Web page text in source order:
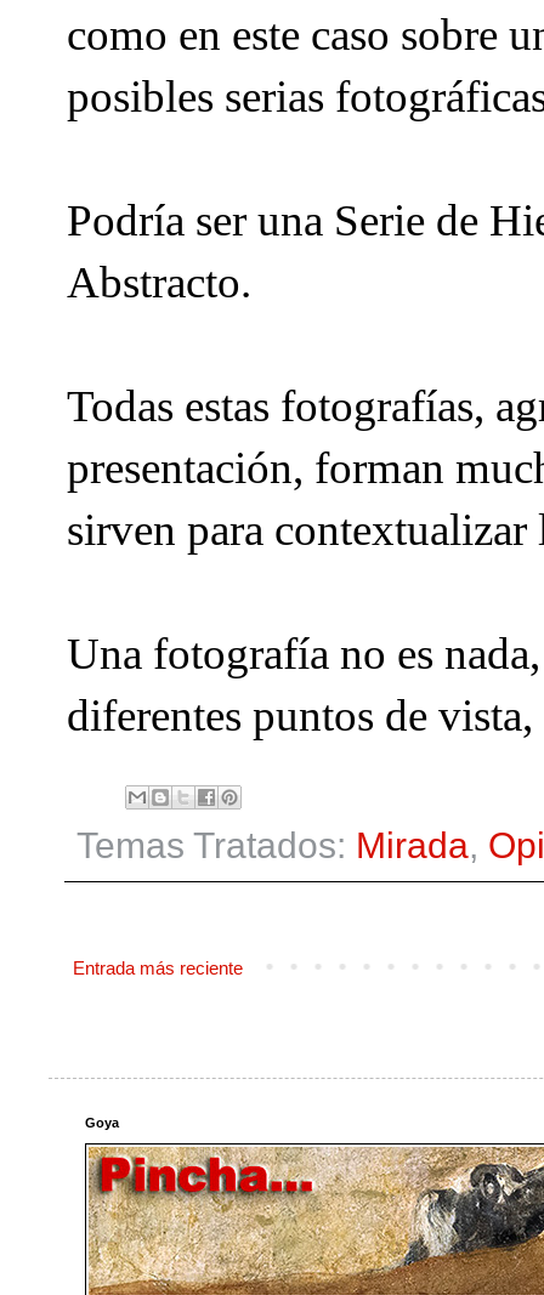
como en este caso sobre
posibles serias
Podría ser una Serie de
Abstracto.
Todas estas fotografías,
presentación, forman
sirven para
Una fotografía no es
diferentes puntos de
Temas Tratados: Mirada,
Entrada más reciente
Goya